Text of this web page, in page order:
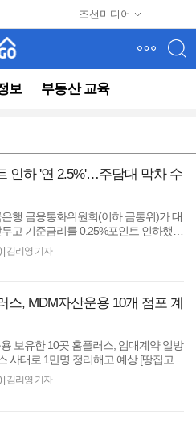
조선미디어
보 부동산 교육
인하 '연 2.5%'…주담대 막차 수
행 금융통화위원회(이하 금통위)가 대
고 기준금리를 0.25%포인트 인하했
29일 통화정책방향 회의에서 기준금리
서..
| 김리영 기자
, MDM자산운용 10개 점포 계
보유한 10곳 홈플러스, 임대계약 일방
사태로 1만명 정리해고 예상 [땅집고]
대형마트 홈플러스가 하루 아침에 문
| 김리영 기자